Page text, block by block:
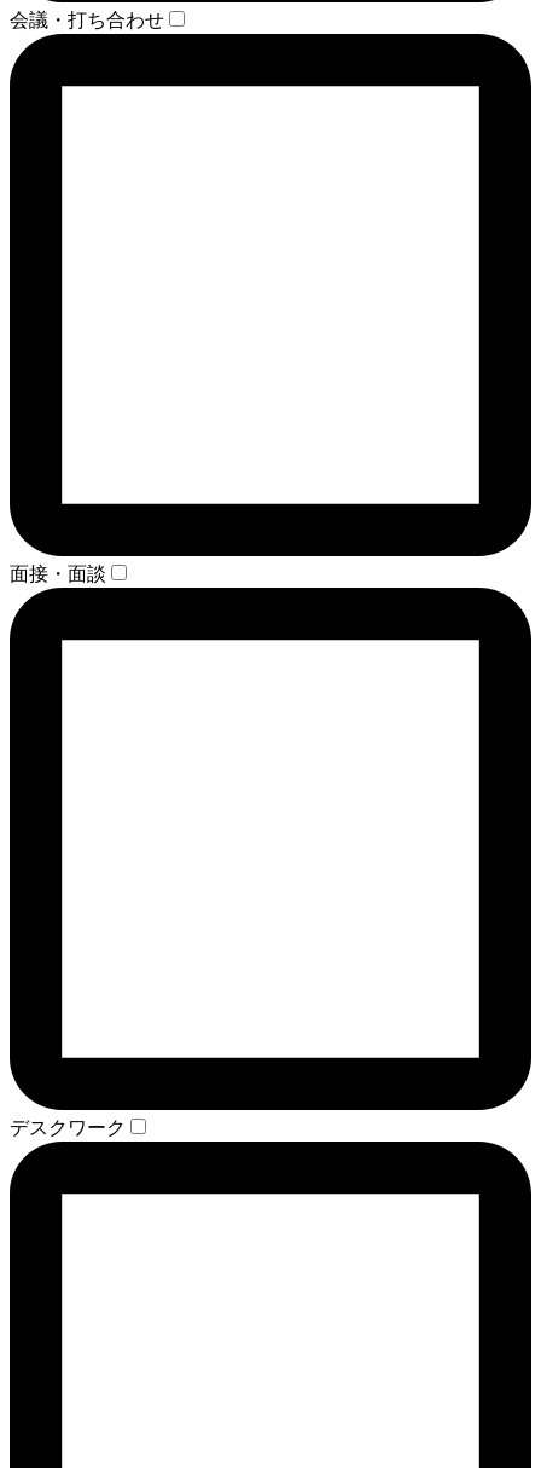
会議・打ち合わせ
面接・面談
デスクワーク